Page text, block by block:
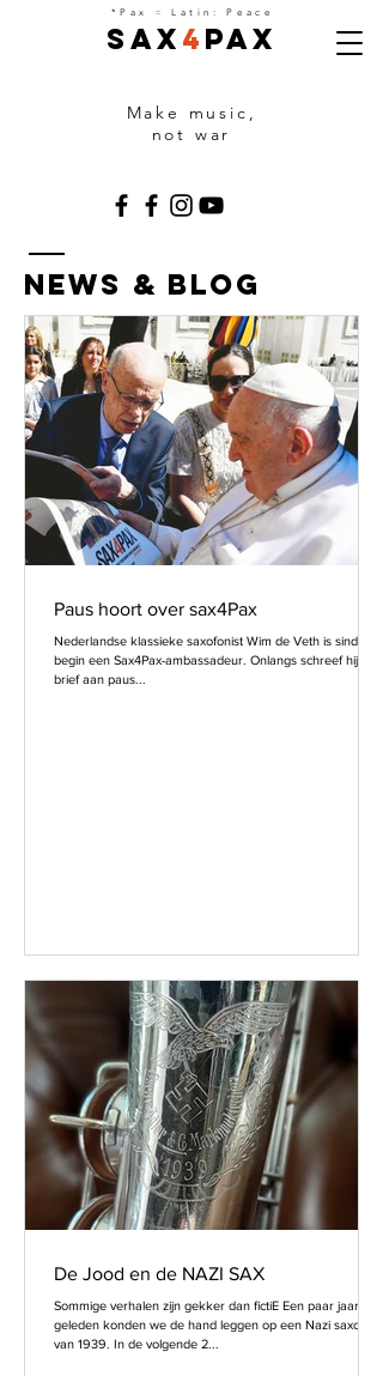
Sax 4 Pax
*Pax = Latin: Peace
Make music,
not war
NEWS & BLOG
Paus hoort over sax4Pax
Nederlandse klassieke saxofonist Wim de Veth is sinds het
begin een Sax4Pax-ambassadeur. Onlangs schreef hij een
brief aan paus...
De Jood en de NAZI SAX
Sommige verhalen zijn gekker dan fictiE Een paar jaar
geleden konden we de hand leggen op een Nazi saxofoon
van 1939. In de volgende 2...